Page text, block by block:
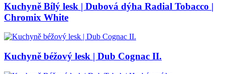
Kuchyně Bílý lesk | Dubová dýha Radial Tobacco |
Chromix White
Kuchyně béžový lesk | Dub Cognac II.